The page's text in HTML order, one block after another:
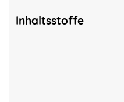
Inhaltsstoffe